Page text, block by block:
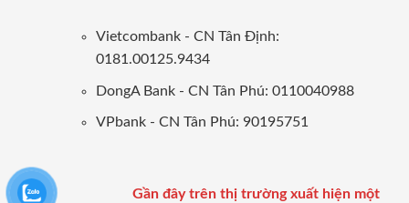
Vietcombank - CN Tân Định:
0181.00125.9434
DongA Bank - CN Tân Phú: 0110040988
VPbank - CN Tân Phú: 90195751
Gần đây trên thị trường xuất hiện một